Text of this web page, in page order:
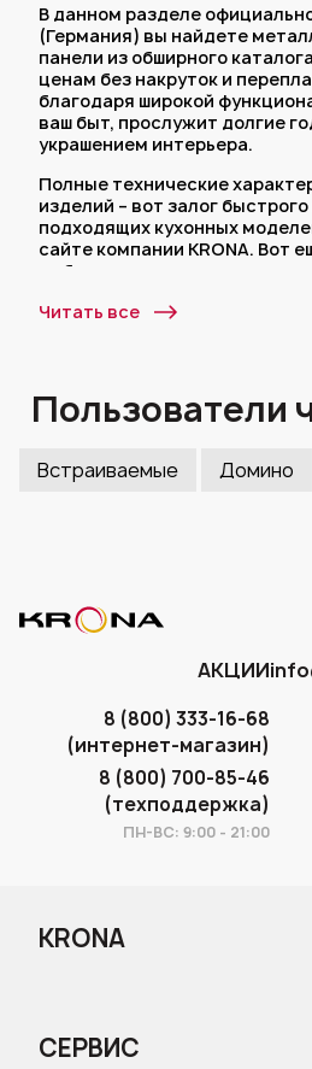
В данном разделе
(Германия) вы найдете
панели из обширного
ценам без накруток и
благодаря широкой
ваш быт, прослужит долгие
украшением интерьера.
Полные технические
изделий – вот залог
подходящих кухонных
сайте компании KRONA. Вот
выбрать нас:
Мы даем 5 лет гарантии на
История немецкого бренда
разработали десятки
техники для кухни и по-
Читать все
Пользователи
Встраиваемые Домино
АКЦИИ
8 (800) 333-16-68
(интернет-магазин)
8 (800) 700-85-46
(техподдержка)
ПН-ВС: 9:00 - 21:00
KRONA
СЕРВИС